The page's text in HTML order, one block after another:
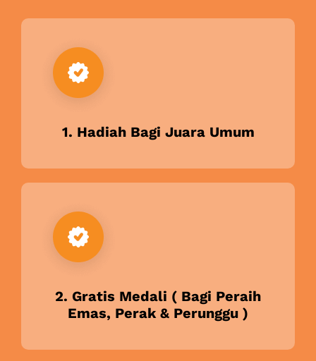
1. Hadiah Bagi Juara Umum
2. Gratis Medali ( Bagi Peraih
Emas, Perak & Perunggu )